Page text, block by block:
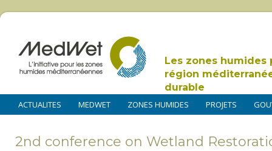
Les zones humides
région
durable
ACTUALITES MEDWET ZONES HUMIDES PROJETS
2nd conference on Wetland